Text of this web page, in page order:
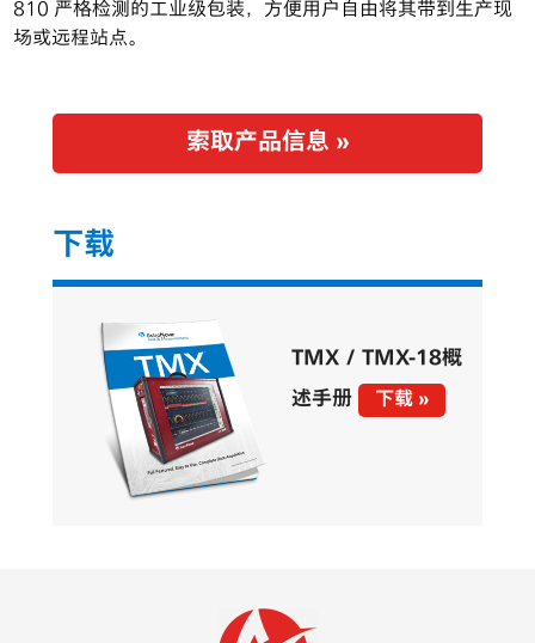
810 严格检测的工业级包装，方便用户自由将其带到生产现
场或远程站点。
索取产品信息 »
下载
TMX / TMX-18概
述手册
下载 »